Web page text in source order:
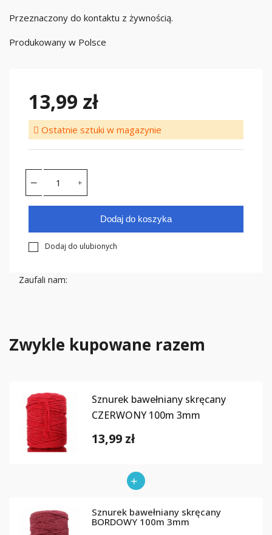
Przeznaczony do kontaktu z żywnością.
Produkowany w Polsce
13,99 zł
Ostatnie sztuki w magazynie
Dodaj do koszyka
Dodaj do ulubionych
Zaufali nam:
Zwykle kupowane razem
Sznurek bawełniany skręcany
CZERWONY 100m 3mm
13,99 zł
Sznurek bawełniany skręcany
BORDOWY 100m 3mm